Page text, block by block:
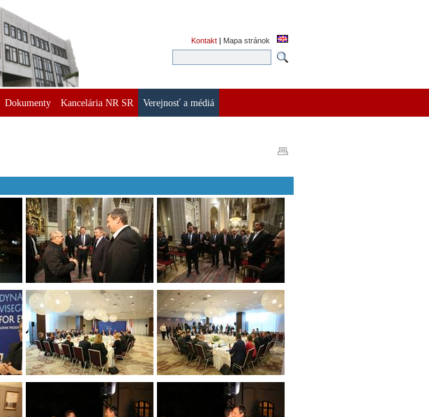
Kontakt | Mapa stránok
Dokumenty Kancelária NR SR Verejnosť a médiá